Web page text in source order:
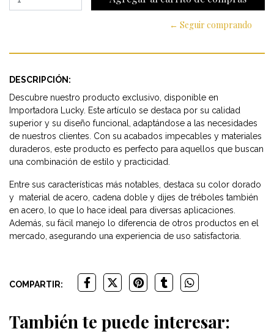
← Seguir comprando
DESCRIPCIÓN:
Descubre nuestro producto exclusivo, disponible en
Importadora Lucky. Este artículo se destaca por su calidad
superior y su diseño funcional, adaptándose a las necesidades
de nuestros clientes. Con su acabados impecables y materiales
duraderos, este producto es perfecto para aquellos que buscan
una combinación de estilo y practicidad.
Entre sus características más notables, destaca su color dorado
y material de acero, cadena doble y dijes de tréboles también
en acero, lo que lo hace ideal para diversas aplicaciones.
Además, su fácil manejo lo diferencia de otros productos en el
mercado, asegurando una experiencia de uso satisfactoria.
COMPARTIR:
También te puede interesar: